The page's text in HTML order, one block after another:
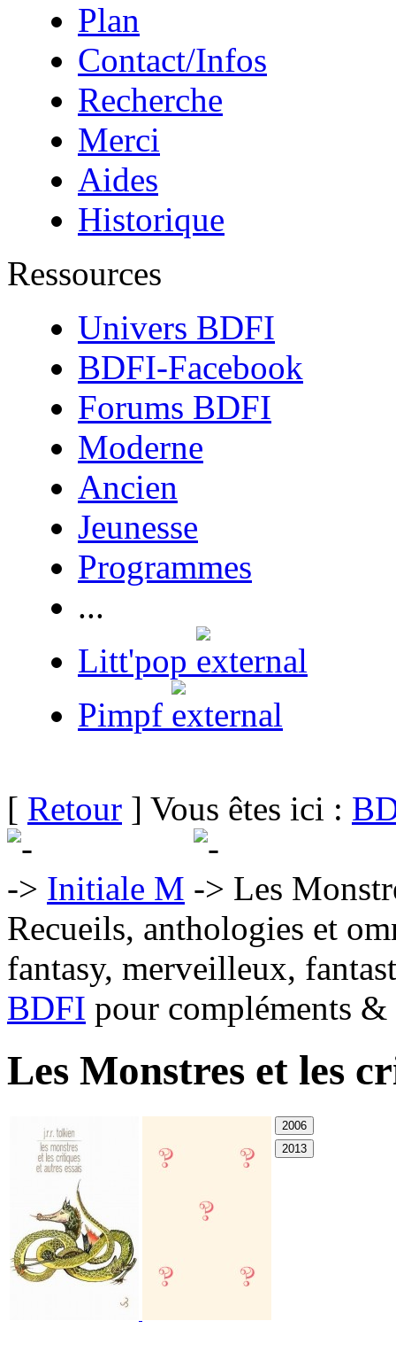
Plan
Contact/Infos
Recherche
Merci
Aides
Historique
Ressources
Univers BDFI
BDFI-Facebook
Forums BDFI
Moderne
Ancien
Jeunesse
Programmes
...
Litt'pop
Pimpf
[ Retour ] Vous êtes ici :
Initiale M
Les
Recueils, anthologies et
fantasy, merveilleux,
BDFI pour compléments
Les Monstres et les